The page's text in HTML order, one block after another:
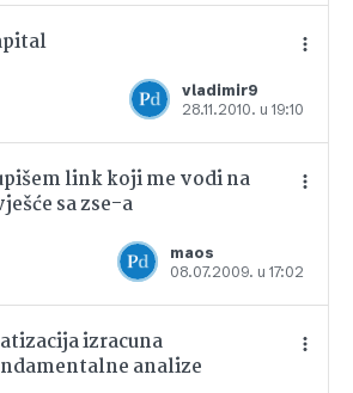
vladimir9
28.11.2010. u 19:10
Dodajte u favorite
link koji me vodi na
sa zse-a
maos
08.07.2009. u 17:02
Dodajte u favorite
izracuna
analize